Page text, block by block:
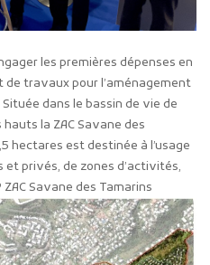
les premières dépenses en
de travaux pour l’aménagement
dans le bassin de vie de
la ZAC Savane des
hectares est destinée à l’usage
et privés, de zones d’activités,
Savane des Tamarins